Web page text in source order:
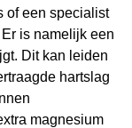
of een specialist
is namelijk een
Dit kan leiden
hartslag
magnesium